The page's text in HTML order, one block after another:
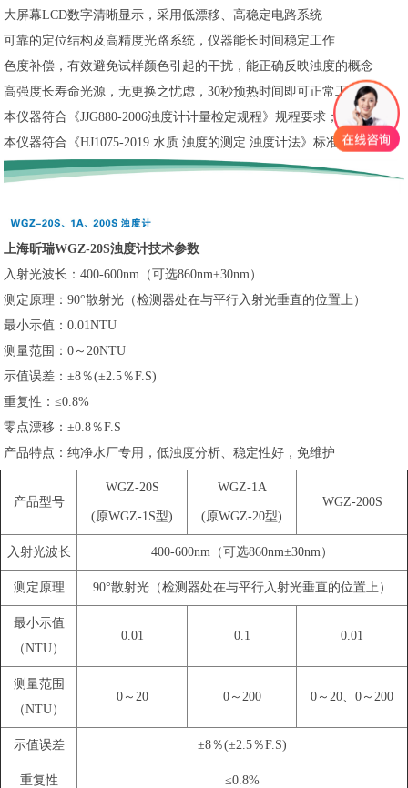
大屏幕LCD数字清晰显示，采用低漂移、高稳定电路系统
可靠的定位结构及高精度光路系统，仪器能长时间稳定工作
色度补偿，有效避免试样颜色引起的干扰，能正确反映浊度的概念
高强度长寿命光源，无更换之忧虑，30秒预热时间即可正常工作
本仪器符合《JJG880-2006浊度计计量检定规程》规程要求；
本仪器符合《HJ1075-2019 水质 浊度的测定 浊度计法》标准要求。
上海昕瑞WGZ-20S浊度计技术参数
入射光波长：400-600nm（可选860nm±30nm）
测定原理：90°散射光（检测器处在与平行入射光垂直的位置上）
最小示值：0.01NTU
测量范围：0～20NTU
示值误差：±8％(±2.5％F.S)
重复性：≤0.8%
零点漂移：±0.8％F.S
产品特点：纯净水厂专用，低浊度分析、稳定性好，免维护
产品型号
WGZ-20S
(原WGZ-1S型)
WGZ-1A
(原WGZ-20型)
WGZ-200S
入射光波长 400-600nm（可选860nm±30nm）
测定原理 90°散射光（检测器处在与平行入射光垂直的位置上）
最小示值
（NTU）
0.01 0.1 0.01
测量范围
（NTU）
0～20 0～200 0～20、0～200
示值误差 ±8％(±2.5％F.S)
重复性 ≤0.8%